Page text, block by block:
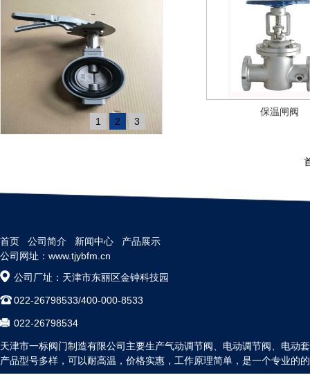
1 2 3
保温闸阀
首页 公司简介 新闻中心
产品展示
公司网址：www.tjybfm.cn
公司厂址：天津市东丽区金钟科技园
022-26798533/400-000-8533
022-26798534
天津市一标阀门制造有限公司主要生产气动调节阀、电动调节阀、电动
产品型号多样，可以耐高温，价格实惠，工作原理简单，是一个专业的